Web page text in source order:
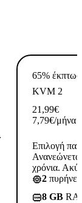
65%
KVM 2
21,99€
7,79€/μήνα
Επιλογή
χρόνια.
2
8 GB